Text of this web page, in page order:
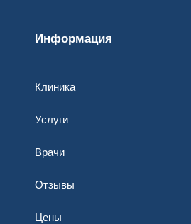
Клиника
Услуги
Врачи
Отзывы
Цены
Информация